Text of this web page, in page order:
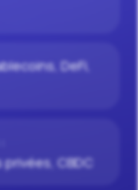
DeFi,
CBDC